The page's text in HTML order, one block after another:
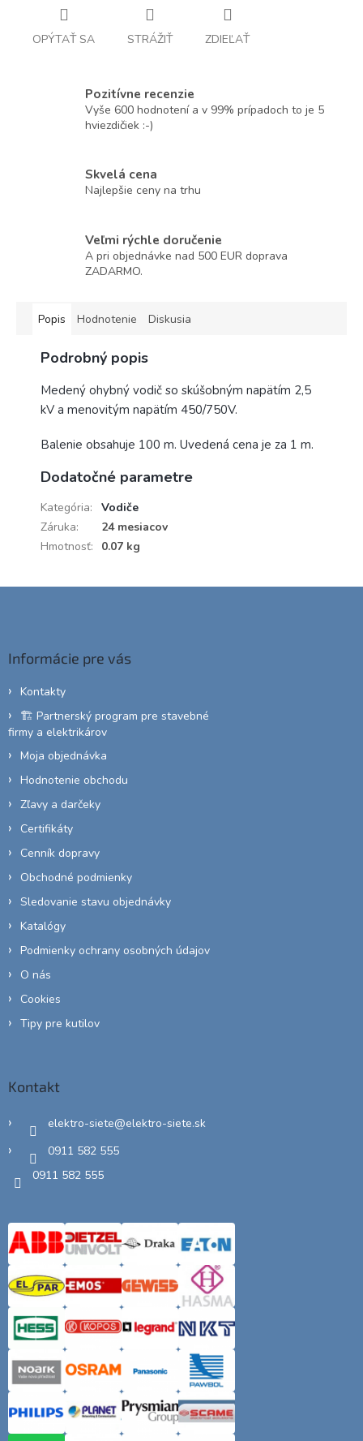
OPÝTAŤ SA STRÁŽIŤ ZDIEĽAŤ
Pozitívne recenzie
Vyše 600 hodnotení a v 99% prípadoch to je 5
hviezdičiek :-)
Skvelá cena
Najlepšie ceny na trhu
Veľmi rýchle doručenie
A pri objednávke nad 500 EUR doprava
ZADARMO.
Popis Hodnotenie Diskusia
Podrobný popis
Medený ohybný vodič so skúšobným napätím 2,5
kV a menovitým napätím 450/750V.
Balenie obsahuje 100 m. Uvedená cena je za 1 m.
Dodatočné parametre
Kategória:
Vodiče
Záruka:
24 mesiacov
Hmotnosť: 0.07 kg
Informácie pre vás
Kontakty
🏗️ Partnerský program pre stavebné
firmy a elektrikárov
Moja objednávka
Hodnotenie obchodu
Zľavy a darčeky
Certifikáty
Cenník dopravy
Obchodné podmienky
Sledovanie stavu objednávky
Katalógy
Podmienky ochrany osobných údajov
O nás
Cookies
Tipy pre kutilov
Kontakt
elektro-siete@elektro-siete.sk
0911 582 555
0911 582 555